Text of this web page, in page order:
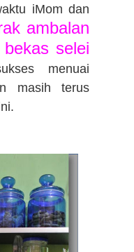
iMom dan
ambalan
selei
menuai
masih terus